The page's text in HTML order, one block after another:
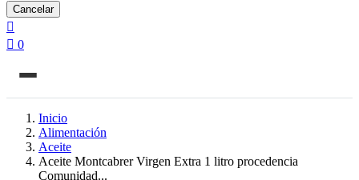
Cancelar

 0
Inicio
Alimentación
Aceite
Aceite Montcabrer Virgen Extra 1 litro procedencia
Comunidad...